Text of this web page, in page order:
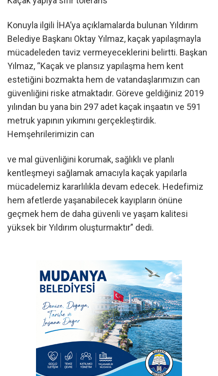
Konuyla ilgili İHA’ya açıklamalarda bulunan Yıldırım
Belediye Başkanı Oktay Yılmaz, kaçak yapılaşmayla
mücadeleden taviz vermeyeceklerini belirtti. Başkan
Yılmaz, “Kaçak ve plansız yapılaşma hem kent
estetiğini bozmakta hem de vatandaşlarımızın can
güvenliğini riske atmaktadır. Göreve geldiğiniz 2019
yılından bu yana bin 297 adet kaçak inşaatın ve 591
metruk yapının yıkımını gerçekleştirdik.
Hemşehrilerimizin can
ve mal güvenliğini korumak, sağlıklı ve planlı
kentleşmeyi sağlamak amacıyla kaçak yapılarla
mücadelemiz kararlılıkla devam edecek. Hedefimiz
hem afetlerde yaşanabilecek kayıpların önüne
geçmek hem de daha güvenli ve yaşam kalitesi
yüksek bir Yıldırım oluşturmaktır” dedi.